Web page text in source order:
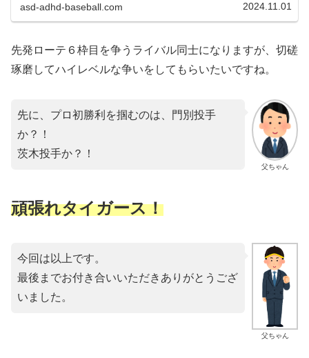
asd-adhd-baseball.com 2024.11.01
先発ローテ６枠目を争うライバル同士になりますが、切磋
琢磨してハイレベルな争いをしてもらいたいですね。
父ちゃん
先に、プロ初勝利を掴むのは、門別投手
か？！
茨木投手か？！
頑張れタイガース！
父ちゃん
今回は以上です。
最後までお付き合いいただきありがとうござ
いました。